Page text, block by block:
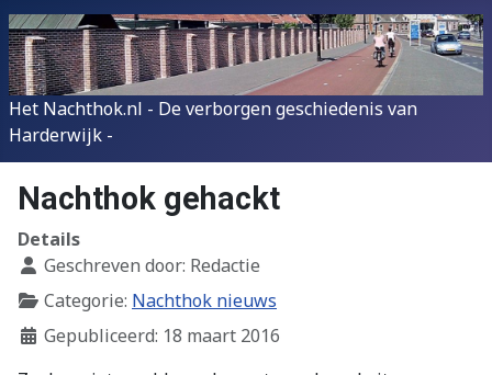
Het Nachthok.nl - De verborgen geschiedenis van
Harderwijk -
Nachthok gehackt
Details
Geschreven door: Redactie
Categorie: Nachthok nieuws
Gepubliceerd: 18 maart 2016